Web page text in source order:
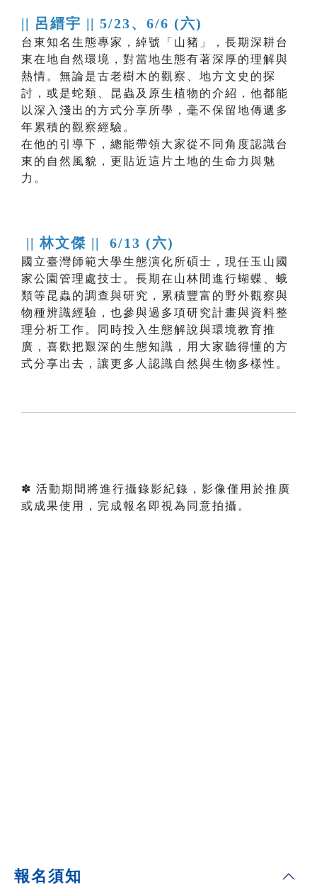
|| 呂縉宇 || 5/23、6/6 (六)
台東知名生態專家，綽號「山豬」，長期深耕台
東在地自然環境，對當地生態有著深厚的理解與
熱情。無論是古老樹木的觀察、地方文史的探
討，或是蛇類、昆蟲及原生植物的介紹，他都能
以深入淺出的方式分享所學，毫不保留地傳遞多
年累積的觀察經驗。
在他的引導下，總能帶領大家從不同角度認識台
東的自然風貌，更貼近這片土地的生命力與魅
力。
|| 林文傑 || 6/13 (六)
國立臺灣師範大學生態演化所碩士，現任玉山國
家公園管理處技士。長期在山林間進行蝴蝶、蛾
類等昆蟲的調查與研究，累積豐富的野外觀察與
物種辨識經驗，也參與過多項研究計畫與資料整
理分析工作。同時投入生態解說與環境教育推
廣，喜歡把艱深的生態知識，用大家聽得懂的方
式分享出去，讓更多人認識自然與生物多樣性。
✽ 活動期間將進行攝錄影紀錄，影像僅用於推廣
或成果使用，完成報名即視為同意拍攝。
報名須知